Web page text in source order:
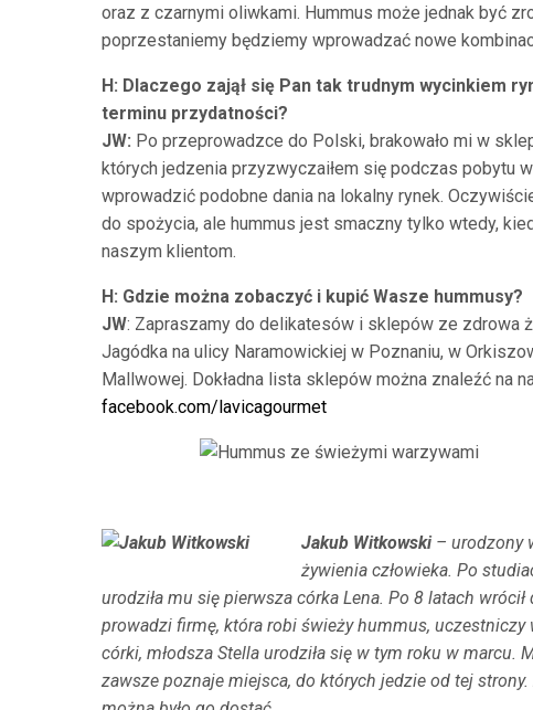
oraz z czarnymi oliwkami. Hummus może jednak być
poprzestaniemy będziemy wprowadzać nowe
H: Dlaczego zajął się Pan tak trudnym wycinkiem
terminu przydatności?
JW: Po przeprowadzce do Polski, brakowało mi w
których jedzenia przyzwyczaiłem się podczas pobytu
wprowadzić podobne dania na lokalny rynek.
do spożycia, ale hummus jest smaczny tylko wtedy,
naszym klientom.
H: Gdzie można zobaczyć i kupić Wasze hummusy?
JW: Zapraszamy do delikatesów i sklepów ze zdrowa
Jagódka na ulicy Naramowickiej w Poznaniu, w
Mallwowej. Dokładna lista sklepów można znaleźć na
facebook.com/lavicagourmet
Jakub Witkowski– urodzony
żywienia człowieka. Po
urodziła mu się pierwsza córka Lena. Po 8 latach
prowadzi firmę, która robi świeży hummus,
córki, młodsza Stella urodziła się w tym roku w
zawsze poznaje miejsca, do których jedzie od tej